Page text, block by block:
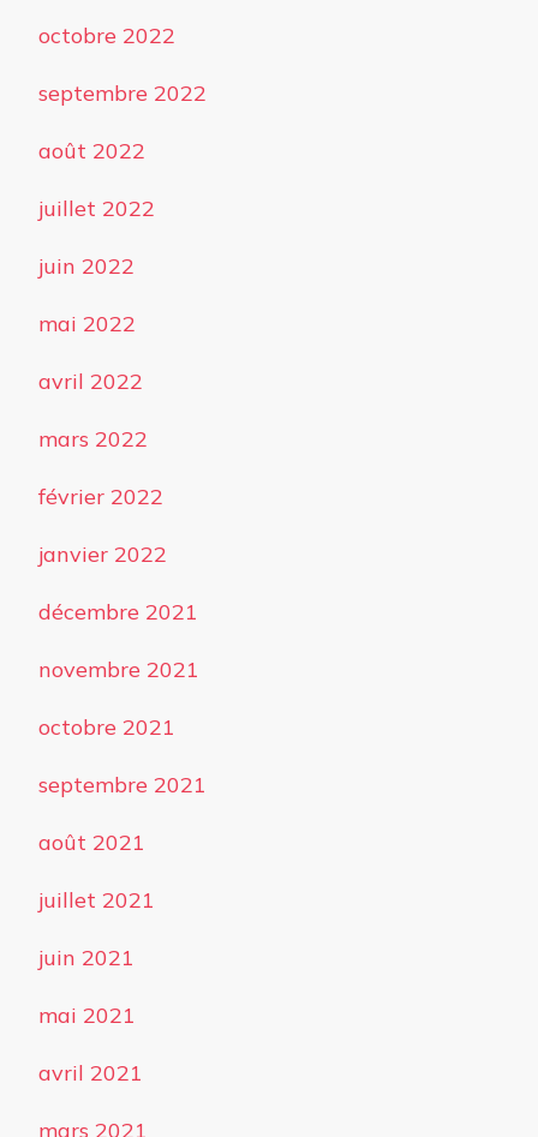
octobre 2022
septembre 2022
août 2022
juillet 2022
juin 2022
mai 2022
avril 2022
mars 2022
février 2022
janvier 2022
décembre 2021
novembre 2021
octobre 2021
septembre 2021
août 2021
juillet 2021
juin 2021
mai 2021
avril 2021
mars 2021